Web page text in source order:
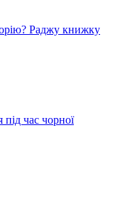
Раджу книжку
час чорної